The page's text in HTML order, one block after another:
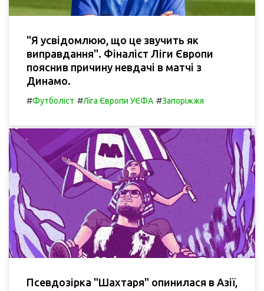
"Я усвідомлюю, що це звучить як
виправдання". Фіналіст Ліги Європи
пояснив причину невдачі в матчі з
Динамо.
#Футболіст #Ліга Європи УЄФА #Запоріжжя
Псевдозірка "Шахтаря" опинилася в Азії,